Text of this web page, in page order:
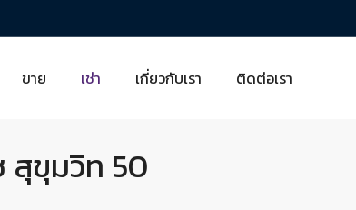
ขาย เช่า เกี่ยวกับเรา ติดต่อเรา
สุขุมวิท 50